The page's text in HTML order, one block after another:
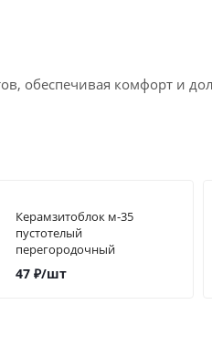
обеспечивая комфорт и
Керамзитоблок м-35
пустотелый
перегородочный
(390*90*188)
47 ₽/шт